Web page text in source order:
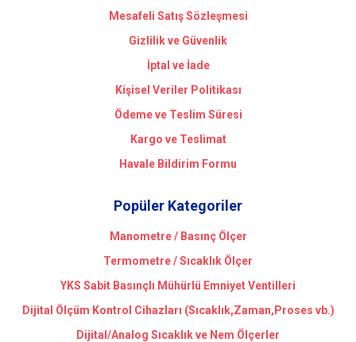
Mesafeli Satış Sözleşmesi
Gizlilik ve Güvenlik
İptal ve İade
Kişisel Veriler Politikası
Ödeme ve Teslim Süresi
Kargo ve Teslimat
Havale Bildirim Formu
Popüler Kategoriler
Manometre / Basınç Ölçer
Termometre / Sıcaklık Ölçer
YKS Sabit Basınçlı Mühürlü Emniyet Ventilleri
Dijital Ölçüm Kontrol Cihazları (Sıcaklık,Zaman,Proses vb.)
Dijital/Analog Sıcaklık ve Nem Ölçerler